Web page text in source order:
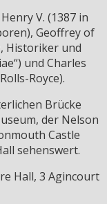
V. (1387 in
Geoffrey of
Historiker und
und Charles
Royce).
Brücke
der Nelson
Castle
sehenswert.
Hall, 3 Agincourt